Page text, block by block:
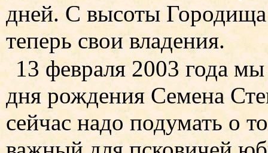
дней. С высоты
теперь свои владения.
13 февраля 2003 года
дня рождения Семена
сейчас надо подумать о